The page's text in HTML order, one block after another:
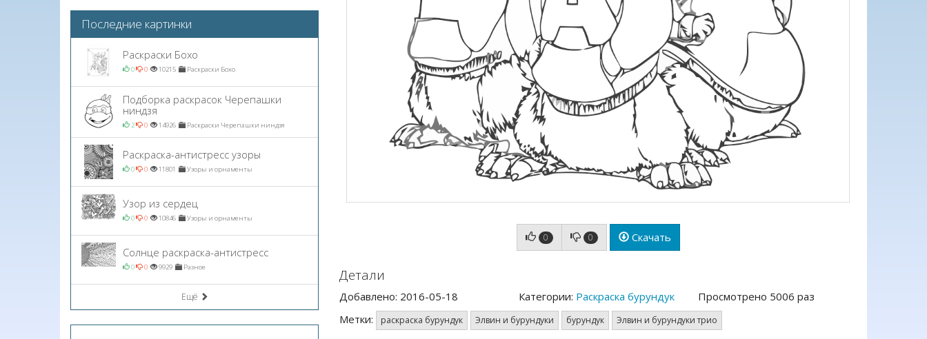
0 0 Скачать
Детали
Добавлено: 2016-05-18 Категории: Раскраска бурундук
Просмотрено 5006 раз
Метки:
раскраска бурундук Элвин и бурундуки бурундук Элвин и бурундуки трио
Последние картинки
Раскраски Бохо
0 0 10215 Раскраски Бохо
Подборка раскрасок Черепашки
ниндзя
2 0 14926 Раскраски Черепашки ниндзя
Раскраска-антистресс узоры
0 0 11801 Узоры и орнаменты
Узор из сердец
0 0 10846 Узоры и орнаменты
Солнце раскраска-антистресс
0 0 9929 Разное
Ещё